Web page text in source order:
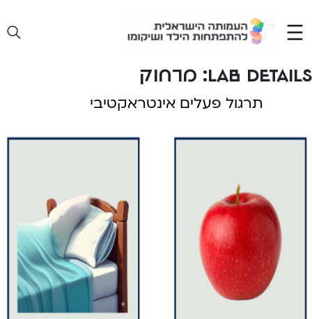
content
lab details: מרחוק
תרגול פעלים אינטראקטיבי